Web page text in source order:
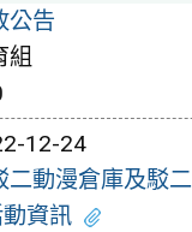
公告
組
12-24
二動漫倉庫及駁
資訊